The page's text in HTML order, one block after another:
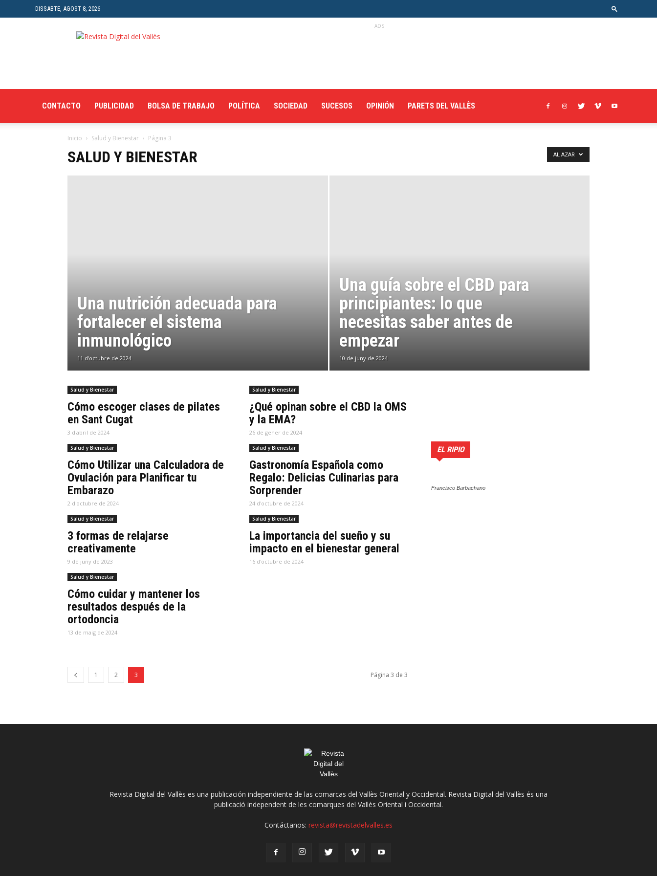
DISSABTE, AGOST 8, 2026
Revista
ADS
CONTACTO PUBLICIDAD BOLSA DE TRABAJO POLÍTICA SOCIEDAD SUCESOS OPINIÓN PARETS DEL VALLÈS
Inicio Salud y Bienestar Página 3
SALUD Y BIENESTAR AL AZAR
Una nutrición adecuada para
fortalecer el sistema
inmunológico
11 d'octubre de 2024
Una guía sobre el CBD para
principiantes: lo que
necesitas saber antes de
empezar
10 de juny de 2024
Salud y Bienestar
Cómo escoger clases de pilates
en Sant Cugat
3 d'abril de 2024
Salud y Bienestar
¿Qué opinan sobre el CBD la OMS
y la EMA?
26 de gener de 2024
Salud y Bienestar
Cómo Utilizar una Calculadora de
Ovulación para Planificar tu
Embarazo
2 d'octubre de 2024
Salud y Bienestar
Gastronomía Española como
Regalo: Delicias Culinarias para
Sorprender
24 d'octubre de 2024
Salud y Bienestar
3 formas de relajarse
creativamente
9 de juny de 2023
Salud y Bienestar
La importancia del sueño y su
impacto en el bienestar general
16 d'octubre de 2024
Salud y Bienestar
Cómo cuidar y mantener los
resultados después de la
ortodoncia
13 de maig de 2024
1 2 3 Página 3 de 3
EL RIPIO
Francisco Barbachano
Revista Digital del Vallès es una publicación independiente de las comarcas del Vallès Oriental y Occidental. Revista Digital del Vallès és una
publicació independent de les comarques del Vallès Oriental i Occidental.
Contáctanos: revista@revistadelvalles.es